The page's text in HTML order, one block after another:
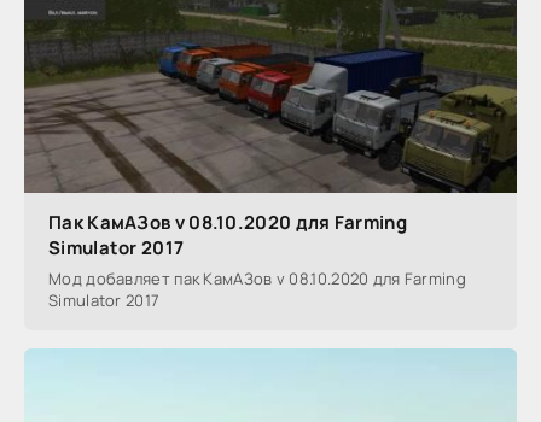
Пак КамАЗов v 08.10.2020 для Farming
Simulator 2017
Мод добавляет пак КамАЗов v 08.10.2020 для Farming
Simulator 2017